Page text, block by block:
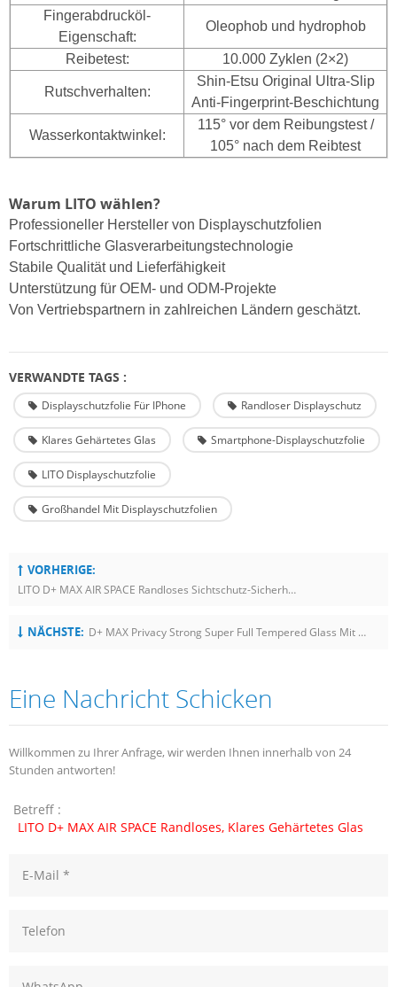
Fingerabdrucköl-
Eigenschaft:
Oleophob und hydrophob
Reibetest: 10.000 Zyklen (2×2)
Rutschverhalten:
Shin-Etsu Original Ultra-Slip
Anti-Fingerprint-Beschichtung
Wasserkontaktwinkel:
115° vor dem Reibungstest /
105° nach dem Reibtest
Warum LITO wählen?
Professioneller Hersteller von Displayschutzfolien
Fortschrittliche Glasverarbeitungstechnologie
Stabile Qualität und Lieferfähigkeit
Unterstützung für OEM- und ODM-Projekte
Von Vertriebspartnern in zahlreichen Ländern geschätzt.
VERWANDTE TAGS :
Displayschutzfolie Für IPhone Randloser Displayschutz
Klares Gehärtetes Glas Smartphone-Displayschutzfolie
LITO Displayschutzfolie
Großhandel Mit Displayschutzfolien
VORHERIGE:
LITO D+ MAX AIR SPACE Randloses Sichtschutz-Sicherheitsglas
NÄCHSTE: D+ MAX Privacy Strong Super Full Tempered Glass Mit Staubdichtem Lautsprecherlochschutz
Eine Nachricht Schicken
Willkommen zu Ihrer Anfrage, wir werden Ihnen innerhalb von 24
Stunden antworten!
Betreff :
LITO D+ MAX AIR SPACE Randloses, Klares Gehärtetes Glas